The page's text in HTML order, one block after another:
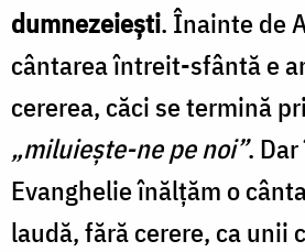
dumnezeiești. Înainte de
cântarea întreit-sfântă e
cererea, căci se termină
„miluiește-ne pe noi”.
Evanghelie înălțăm o
laudă, fără cerere, ca unii